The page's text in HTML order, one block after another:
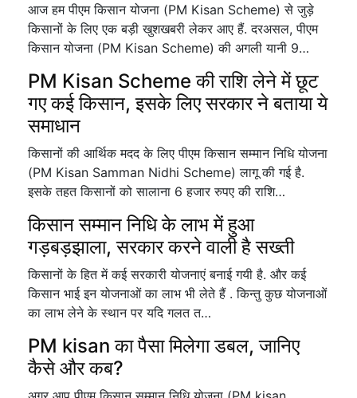
आज हम पीएम किसान योजना (PM Kisan Scheme) से जुड़े
किसानों के लिए एक बड़ी खुशखबरी लेकर आए हैं. दरअसल, पीएम
किसान योजना (PM Kisan Scheme) की अगली यानी 9…
PM Kisan Scheme की राशि लेने में छूट
गए कई किसान, इसके लिए सरकार ने बताया ये
समाधान
किसानों की आर्थिक मदद के लिए पीएम किसान सम्मान निधि योजना
(PM Kisan Samman Nidhi Scheme) लागू की गई है.
इसके तहत किसानों को सालाना 6 हजार रुपए की राशि…
किसान सम्मान निधि के लाभ में हुआ
गड़बड़झाला, सरकार करने वाली है सख्ती
किसानों के हित में कई सरकारी योजनाएं बनाई गयी है. और कई
किसान भाई इन योजनाओं का लाभ भी लेते हैं . किन्तु कुछ योजनाओं
का लाभ लेने के स्थान पर यदि गलत त…
PM kisan का पैसा मिलेगा डबल, जानिए
कैसे और कब?